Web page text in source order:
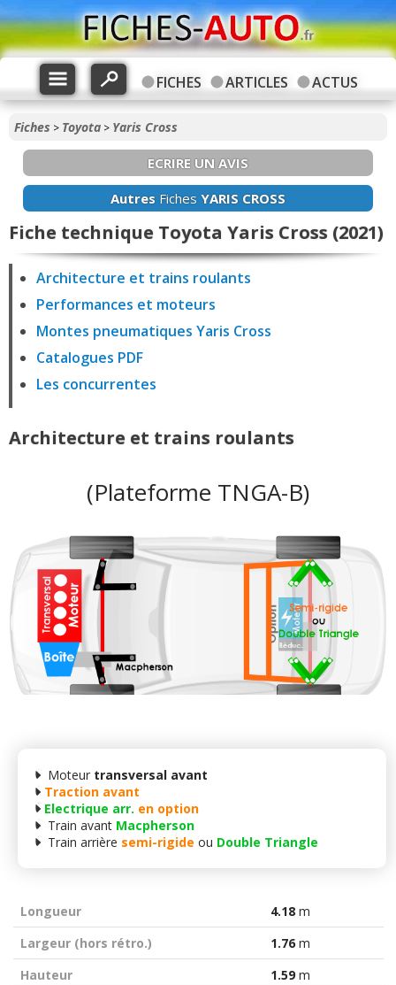
FICHES ARTICLES ACTUS
Fiches > Toyota > Yaris Cross
ECRIRE UN AVIS
Autres Fiches YARIS CROSS
Fiche technique Toyota Yaris Cross (2021)
Architecture et trains roulants
Performances et moteurs
Montes pneumatiques Yaris Cross
Catalogues PDF
Les concurrentes
Architecture et trains roulants
(Plateforme TNGA-B)
Moteur transversal avant
Traction avant
Electrique arr. en option
Train avant Macpherson
Train arrière semi-rigide ou Double Triangle
Longueur 4.18 m
Largeur (hors rétro.)
1.76 m
Hauteur
1.59 m